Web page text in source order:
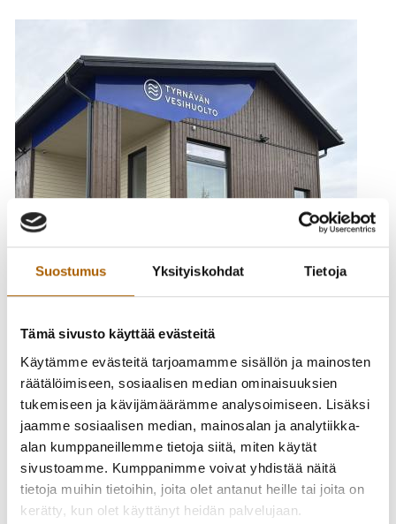
Suostumus Yksityiskohdat Tietoja
Tämä sivusto käyttää evästeitä
Käytämme evästeitä tarjoamamme sisällön ja mainosten
räätälöimiseen, sosiaalisen median ominaisuuksien
tukemiseen ja kävijämäärämme analysoimiseen. Lisäksi
jaamme sosiaalisen median, mainosalan ja analytiikka-
alan kumppaneillemme tietoja siitä, miten käytät
sivustoamme. Kumppanimme voivat yhdistää näitä
tietoja muihin tietoihin, joita olet antanut heille tai joita on
kerätty, kun olet käyttänyt heidän palvelujaan.
🔨 Tyrnävän vesihuollon uudet toimitilat – tervetuloa
tutustumaan!
Tyrnävän Vesihuolto Oy on muuttanut uusiin toimitiloihin ja
kutsumme sinut tutustumaan tiloihin ja toimintaamme!
📅 Keskiviikkona 28.5.2025 klo 13.00–15.00